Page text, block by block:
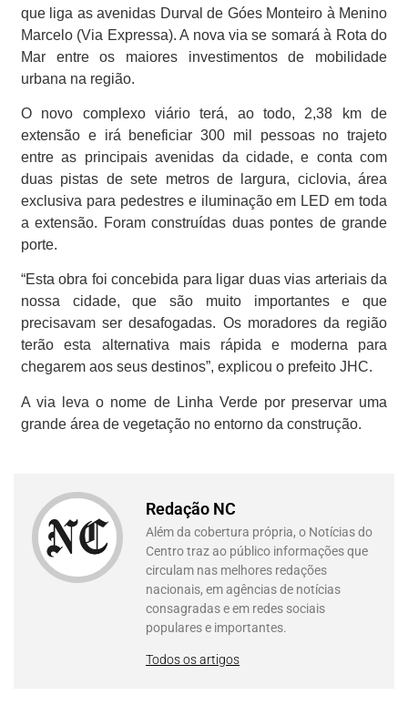
que liga as avenidas Durval de Góes Monteiro à Menino
Marcelo (Via Expressa). A nova via se somará à Rota do
Mar entre os maiores investimentos de mobilidade
urbana na região.
O novo complexo viário terá, ao todo, 2,38 km de
extensão e irá beneficiar 300 mil pessoas no trajeto
entre as principais avenidas da cidade, e conta com
duas pistas de sete metros de largura, ciclovia, área
exclusiva para pedestres e iluminação em LED em toda
a extensão. Foram construídas duas pontes de grande
porte.
“Esta obra foi concebida para ligar duas vias arteriais da
nossa cidade, que são muito importantes e que
precisavam ser desafogadas. Os moradores da região
terão esta alternativa mais rápida e moderna para
chegarem aos seus destinos”, explicou o prefeito JHC.
A via leva o nome de Linha Verde por preservar uma
grande área de vegetação no entorno da construção.
Redação NC
Além da cobertura própria, o Notícias do
Centro traz ao público informações que
circulam nas melhores redações
nacionais, em agências de notícias
consagradas e em redes sociais
populares e importantes.
Todos os artigos